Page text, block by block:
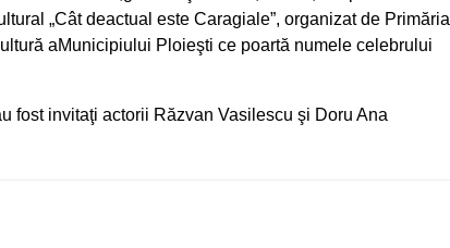
„Cât deactual este Caragiale”, organizat de Primăria
aMunicipiului Ploieşti ce poartă numele celebrului
fost invitaţi actorii Răzvan Vasilescu şi Doru Ana